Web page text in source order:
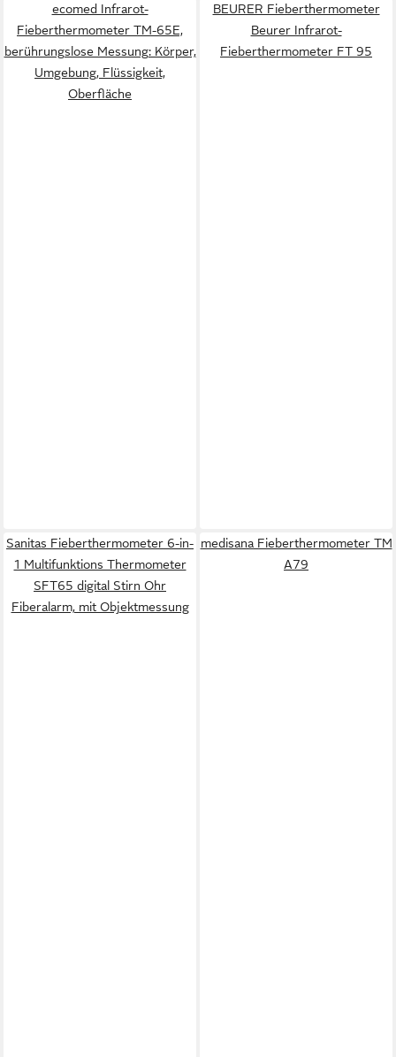
ecomed Infrarot-
Fieberthermometer TM-65E,
berührungslose Messung: Körper,
Umgebung, Flüssigkeit,
Oberfläche
BEURER Fieberthermometer
Beurer Infrarot-
Fieberthermometer FT 95
Sanitas Fieberthermometer 6-in-
1 Multifunktions Thermometer
SFT65 digital Stirn Ohr
Fiberalarm, mit Objektmessung
medisana Fieberthermometer TM
A79